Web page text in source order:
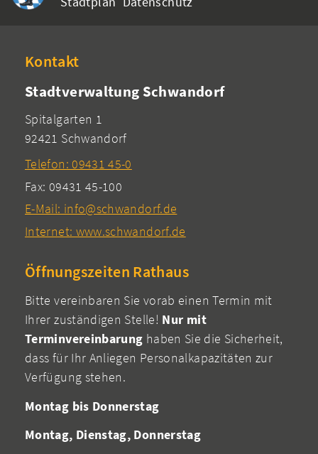
Kontakt
Stadtverwaltung Schwandorf
Spitalgarten 1
92421 Schwandorf
Telefon: 09431 45-0
Fax: 09431 45-100
E-Mail: info@schwandorf.de
Internet: www.schwandorf.de
Öffnungszeiten Rathaus
Bitte vereinbaren Sie vorab einen Termin mit
Ihrer zuständigen Stelle! Nur mit
Terminvereinbarung haben Sie die Sicherheit,
dass für Ihr Anliegen Personalkapazitäten zur
Verfügung stehen.
Montag bis Donnerstag
Montag, Dienstag, Donnerstag